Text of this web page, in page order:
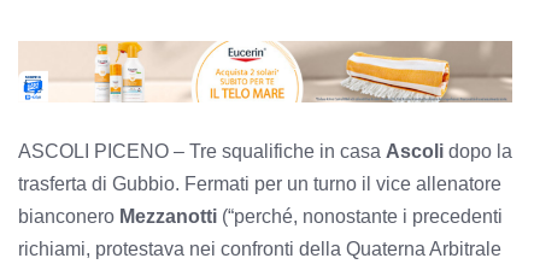
ASCOLI PICENO – Tre squalifiche in casa Ascoli dopo la
trasferta di Gubbio. Fermati per un turno il vice allenatore
bianconero Mezzanotti (“perché, nonostante i precedenti
richiami, protestava nei confronti della Quaterna Arbitrale